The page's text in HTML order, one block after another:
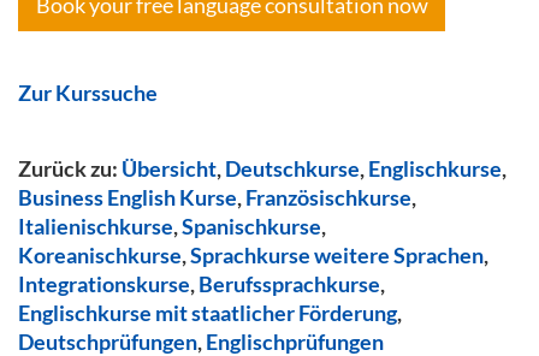
Zur Kurssuche
Zurück zu: Übersicht,Deutschkurse,Englischkurse,
Business English Kurse,Französischkurse,
Italienischkurse,Spanischkurse,
Koreanischkurse,Sprachkurse weitere Sprachen,
Integrationskurse,Berufssprachkurse,
Englischkurse mit staatlicher Förderung,
Deutschprüfungen,Englischprüfungen